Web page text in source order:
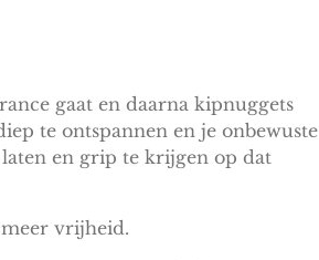
gaat en daarna kipnuggets
te ontspannen en je onbewuste
en grip te krijgen op dat
vrijheid.